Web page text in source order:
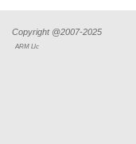
Copyright @2007-2025
ARM Llc